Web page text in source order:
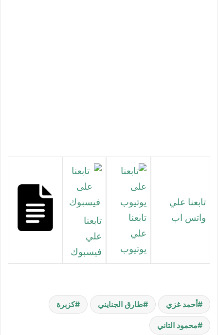
تابعنا علي
واتس اب
تابعنا
علي
يوتيوب
تابعنا
علي
فيسبوك
أحمد غزي طارق الجنايني كزبرة
محمود التاني